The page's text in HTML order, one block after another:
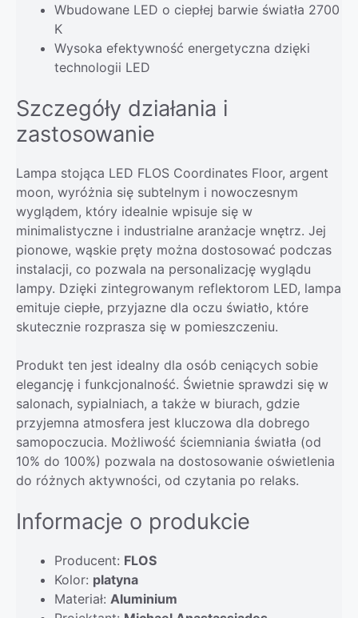
Wbudowane LED o ciepłej barwie światła 2700
K
Wysoka efektywność energetyczna dzięki
technologii LED
Szczegóły działania i
zastosowanie
Lampa stojąca LED FLOS Coordinates Floor, argent
moon, wyróżnia się subtelnym i nowoczesnym
wyglądem, który idealnie wpisuje się w
minimalistyczne i industrialne aranżacje wnętrz. Jej
pionowe, wąskie pręty można dostosować podczas
instalacji, co pozwala na personalizację wyglądu
lampy. Dzięki zintegrowanym reflektorom LED, lampa
emituje ciepłe, przyjazne dla oczu światło, które
skutecznie rozprasza się w pomieszczeniu.
Produkt ten jest idealny dla osób ceniących sobie
elegancję i funkcjonalność. Świetnie sprawdzi się w
salonach, sypialniach, a także w biurach, gdzie
przyjemna atmosfera jest kluczowa dla dobrego
samopoczucia. Możliwość ściemniania światła (od
10% do 100%) pozwala na dostosowanie oświetlenia
do różnych aktywności, od czytania po relaks.
Informacje o produkcie
Producent: FLOS
Kolor: platyna
Materiał: Aluminium